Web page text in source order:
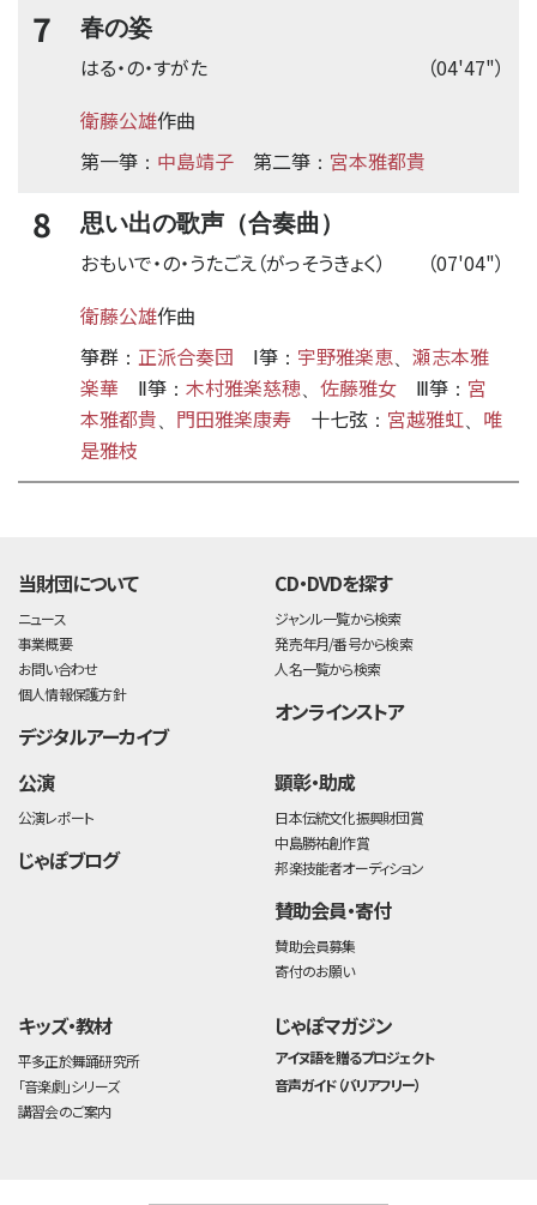
7 春の姿
（04'47"）
はる・の・すがた
衛藤公雄作曲
第一箏 ： 中島靖子 第二箏 ： 宮本雅都貴
8 思い出の歌声（合奏曲）
（07'04"）
おもいで・の・うたごえ（がっそうきょく）
衛藤公雄作曲
箏群 ： 正派合奏団 Ⅰ箏 ： 宇野雅楽恵
瀬志本雅
楽華
Ⅱ箏 ： 木村雅楽慈穂 佐藤雅女 Ⅲ箏 ： 宮
本雅都貴
門田雅楽康寿 十七弦 ： 宮越雅虹
唯
是雅枝
当財団について
ニュース
事業概要
お問い合わせ
個人情報保護方針
デジタルアーカイブ
CD・DVDを探す
ジャンル一覧から検索
発売年月/番号から検索
人名一覧から検索
オンラインストア
公演
公演レポート
じゃぽブログ
顕彰・助成
日本伝統文化振興財団賞
中島勝祐創作賞
邦楽技能者オーディション
賛助会員・寄付
賛助会員募集
寄付のお願い
キッズ・教材
平多正於舞踊研究所
「音楽劇」シリーズ
講習会のご案内
じゃぽマガジン
アイヌ語を贈るプロジェクト
音声ガイド（バリアフリー）